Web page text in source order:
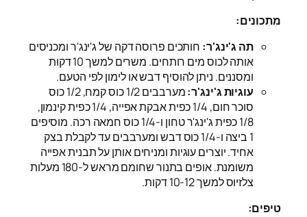
מתכונים:
תה ג'ינג'ר: חותכים פרוסה דקה של ג'ינג'ר ומכניסים
אותה לכוס מים רותחים. משרים למשך 10 דקות
ומסננים. ניתן להוסיף דבש או לימון לפי הטעם.
עוגיות ג'ינג'ר:
מערבבים 1/2 כוס קמח, 1/2 כוס
סוכר חום, 1/4 כפית אבקת אפייה, 1/4 כפית קינמון,
1/8 כפית ג'ינג'ר טחון ו-1/4 כוס חמאה רכה. מוסיפים
1 ביצה ו-1/4 כוס דבש ומערבבים עד לקבלת בצק
אחיד. יוצרים עוגיות ומניחים אותן על תבנית אפייה
משומנת. אופים בתנור שחומם מראש ל-180 מעלות
צלזיוס למשך 10-12 דקות.
טיפים: